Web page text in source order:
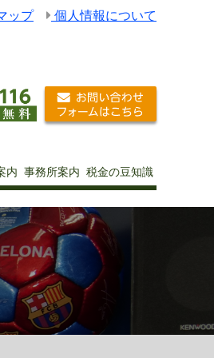
ップ 個人情報について
内 事務所案内 税金の豆知識